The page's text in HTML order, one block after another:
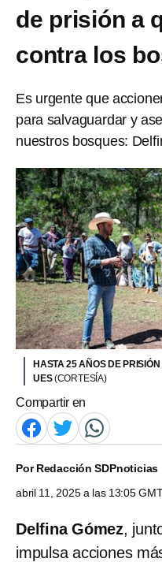
de prisión a
contra los
Es urgente que
para salvaguardar y
nuestros bosques:
HASTA 25 AÑOS DE
UES(CORTESÍA)
Compartir en
PorRedacción SDPnoticias
abril 11, 2025 a las 13:05
Delfina Gómez,
impulsa acciones